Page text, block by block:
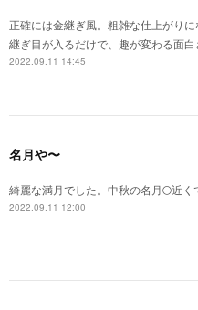
正確には金継ぎ風。粗雑な仕上がり
継ぎ目が入るだけで、趣が変わる面
2022.09.11 14:45
名月や〜
綺麗な満月でした。中秋の名月🌕近く
2022.09.11 12:00